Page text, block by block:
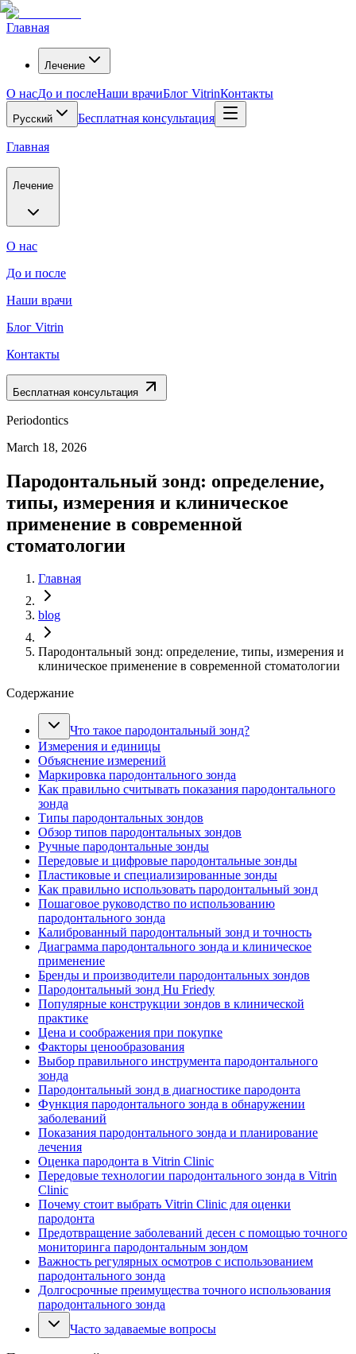
Главная
Лечение
О насДо и послеНаши врачиБлог VitrinКонтакты
Русский Бесплатная консультация
Главная
Лечение
О нас
До и после
Наши врачи
Блог Vitrin
Контакты
Бесплатная консультация
Periodontics
March 18, 2026
Пародонтальный зонд: определение,
типы, измерения и клиническое
применение в современной
стоматологии
Главная
blog
Пародонтальный зонд: определение, типы, измерения и
клиническое применение в современной стоматологии
Содержание
Что такое пародонтальный зонд?
Измерения и единицы
Объяснение измерений
Маркировка пародонтального зонда
Как правильно считывать показания пародонтального
зонда
Типы пародонтальных зондов
Обзор типов пародонтальных зондов
Ручные пародонтальные зонды
Передовые и цифровые пародонтальные зонды
Пластиковые и специализированные зонды
Как правильно использовать пародонтальный зонд
Пошаговое руководство по использованию
пародонтального зонда
Калиброванный пародонтальный зонд и точность
Диаграмма пародонтального зонда и клиническое
применение
Бренды и производители пародонтальных зондов
Пародонтальный зонд Hu Friedy
Популярные конструкции зондов в клинической
практике
Цена и соображения при покупке
Факторы ценообразования
Выбор правильного инструмента пародонтального
зонда
Пародонтальный зонд в диагностике пародонта
Функция пародонтального зонда в обнаружении
заболеваний
Показания пародонтального зонда и планирование
лечения
Оценка пародонта в Vitrin Clinic
Передовые технологии пародонтального зонда в Vitrin
Clinic
Почему стоит выбрать Vitrin Clinic для оценки
пародонта
Предотвращение заболеваний десен с помощью точного
мониторинга пародонтальным зондом
Важность регулярных осмотров с использованием
пародонтального зонда
Долгосрочные преимущества точного использования
пародонтального зонда
Часто задаваемые вопросы